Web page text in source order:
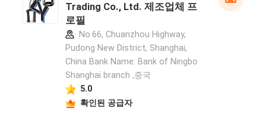
Trading Co., Ltd. 제조업체 프
로필
No.66, Chuanzhou Highway,
Pudong New District, Shanghai,
China Bank Name: Bank of Ningbo
Shanghai branch ,중국
5.0
확인된 공급자